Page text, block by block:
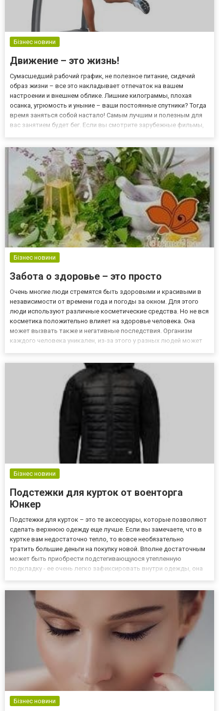
Бізнес новини
Движение – это жизнь!
Сумасшедший рабочий график, не полезное питание, сидячий
образ жизни – все это накладывает отпечаток на вашем
настроении и внешнем облике. Лишние килограммы, плохая
осанка, угрюмость и уныние – ваши постоянные спутники? Тогда
время заняться собой настало! Самым лучшим и полезным для
вас занятием будет бег. Если вы смотрите зарубежные фильмы,
Бізнес новини
Забота о здоровье – это просто
Очень многие люди стремятся быть здоровыми и красивыми в
независимости от времени года и погоды за окном. Для этого
люди используют различные косметические средства. Но не вся
косметика положительно влияет на здоровье человека. Она
может вызвать также и негативные последствия. Организм
каждого человека уникален, из-за этого у разных людей может
Бізнес новини
Подстежки для курток от военторга
Юнкер
Подстежки для курток – это те аксессуары, которые позволяют
сделать верхнюю одежду еще лучше. Если вы замечаете, что в
куртке вам недостаточно тепло, то вовсе необязательно
тратить большие деньги на покупку новой. Вполне достаточным
может быть приобрести подстегивающуюся утепленную
подкладку - ее очень легко зафиксировать внутри одежды, она
Бізнес новини